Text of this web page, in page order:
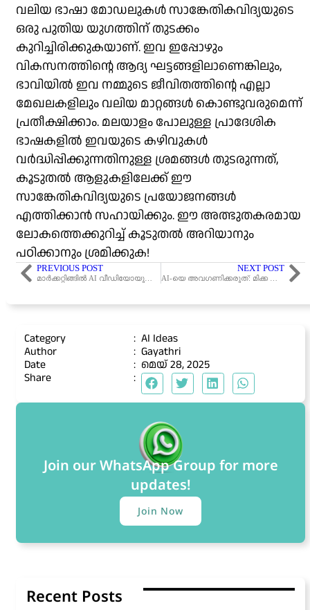
വലിയ ഭാഷാ മോഡലുകൾ സാങ്കേതികവിദ്യയുടെ
ഒരു പുതിയ യുഗത്തിന് തുടക്കം
കുറിച്ചിരിക്കുകയാണ്. ഇവ ഇപ്പോഴും
വികസനത്തിൻ്റെ ആദ്യ ഘട്ടങ്ങളിലാണെങ്കിലും,
ഭാവിയിൽ ഇവ നമ്മുടെ ജീവിതത്തിൻ്റെ എല്ലാ
മേഖലകളിലും വലിയ മാറ്റങ്ങൾ കൊണ്ടുവരുമെന്ന്
പ്രതീക്ഷിക്കാം. മലയാളം പോലുള്ള പ്രാദേശിക
ഭാഷകളിൽ ഇവയുടെ കഴിവുകൾ
വർദ്ധിപ്പിക്കുന്നതിനുള്ള ശ്രമങ്ങൾ തുടരുന്നത്,
കൂടുതൽ ആളുകളിലേക്ക് ഈ
സാങ്കേതികവിദ്യയുടെ പ്രയോജനങ്ങൾ
എത്തിക്കാൻ സഹായിക്കും. ഈ അത്ഭുതകരമായ
ലോകത്തെക്കുറിച്ച് കൂടുതൽ അറിയാനും
പഠിക്കാനും ശ്രമിക്കുക!
PREVIOUS POST NEXT POST
Category : AI Ideas
Author
: Gayathri
Date
: മെയ്‌ 28, 2025
Share
:
Join our WhatsApp Group for more
updates!
Join Now
Recent Posts